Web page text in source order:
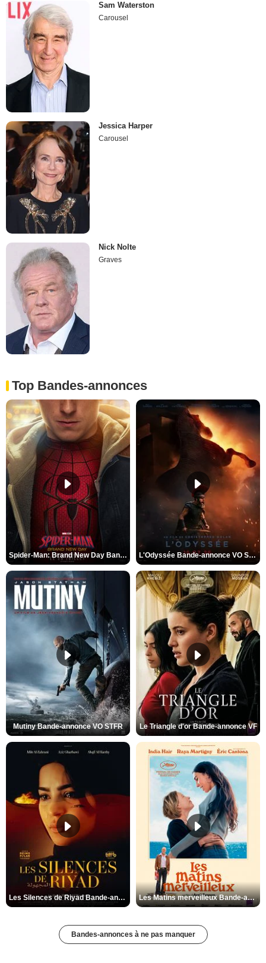
Sam Waterston
Carousel
Jessica Harper
Carousel
Nick Nolte
Graves
Top Bandes-annonces
Spider-Man: Brand New Day Bande-annonce VO STFR L'Odyssée Bande-annonce VO STFR
Mutiny Bande-annonce VO STFR Le Triangle d'or Bande-annonce VF
Les Silences de Riyad Bande-annonce VO STFR Les Matins merveilleux Bande-annonce VF
Bandes-annonces à ne pas manquer